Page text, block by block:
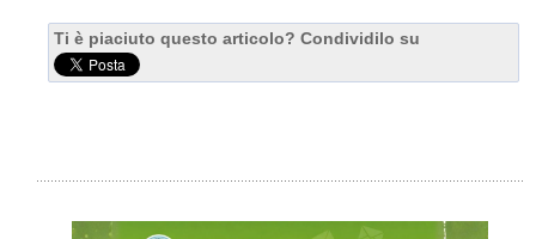
Ti è piaciuto questo articolo? Condividilo su